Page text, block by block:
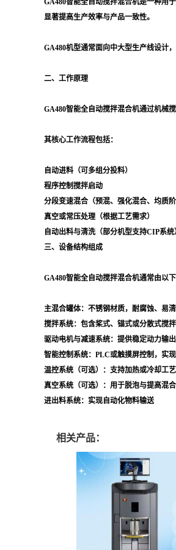
显著提高生产效率与产品一致性。
GA480机型通常面向中大型生产线设计
二、工作原理
GA480智能全自动搅拌混合机通过机械
其核心工作流程包括：
自动进料（可多组分投料）
程序控制搅拌启动
分段变速混合（预混、强化混合、均质阶
真空或常压处理（根据工艺需求）
自动出料与清洗（部分机型支持CIP系统
三、设备结构组成
GA480智能全自动搅拌混合机通常由以下
主混合罐体：不锈钢材质，耐腐蚀、易
搅拌系统：包含桨式、锚式或分散式搅
驱动电机与减速系统：提供稳定动力输出
智能控制系统：PLC或触摸屏控制，实
温控系统（可选）：支持加热或冷却工艺
真空系统（可选）：用于脱泡与提高混
进出料系统：实现自动化物料输送
相关产品：